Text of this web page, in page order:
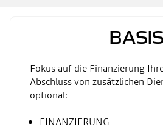
BASIS
Fokus auf die Finanzierung
Abschluss von zusätzlichen
optional:
FINANZIERUNG